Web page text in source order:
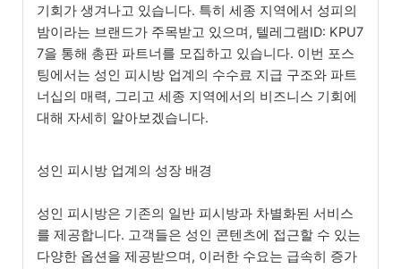
기회가 생겨나고 있습니다. 특히 세종 지역에서 성피의
밤이라는 브랜드가 주목받고 있으며, 텔레그램ID: KPU7
7을 통해 총판 파트너를 모집하고 있습니다. 이번 포스
팅에서는 성인 피시방 업계의 수수료 지급 구조와 파트
너십의 매력, 그리고 세종 지역에서의 비즈니스 기회에
대해 자세히 알아보겠습니다.
성인 피시방 업계의 성장 배경
성인 피시방은 기존의 일반 피시방과 차별화된 서비스
를 제공합니다. 고객들은 성인 콘텐츠에 접근할 수 있는
다양한 옵션을 제공받으며, 이러한 수요는 급속히 증가